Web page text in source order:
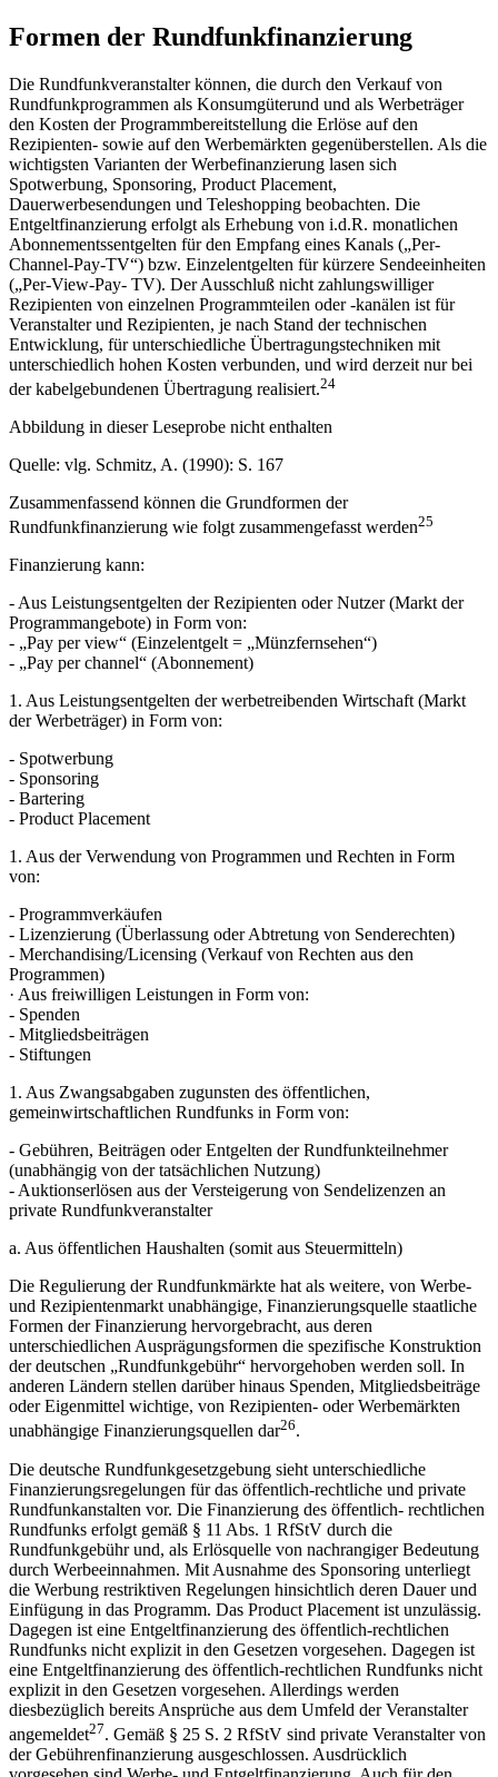
Formen der Rundfunkfinanzierung
Die Rundfunkveranstalter können, die durch den Verkauf von
Rundfunkprogrammen als Konsumgüterund und als Werbeträger
den Kosten der Programmbereitstellung die Erlöse auf den
Rezipienten- sowie auf den Werbemärkten gegenüberstellen. Als die
wichtigsten Varianten der Werbefinanzierung lasen sich
Spotwerbung, Sponsoring, Product Placement,
Dauerwerbesendungen und Teleshopping beobachten. Die
Entgeltfinanzierung erfolgt als Erhebung von i.d.R. monatlichen
Abonnementssentgelten für den Empfang eines Kanals („Per-
Channel-Pay-TV“) bzw. Einzelentgelten für kürzere Sendeeinheiten
(„Per-View-Pay- TV). Der Ausschluß nicht zahlungswilliger
Rezipienten von einzelnen Programmteilen oder -kanälen ist für
Veranstalter und Rezipienten, je nach Stand der technischen
Entwicklung, für unterschiedliche Übertragungstechniken mit
unterschiedlich hohen Kosten verbunden, und wird derzeit nur bei
der kabelgebundenen Übertragung realisiert.24
Abbildung in dieser Leseprobe nicht enthalten
Quelle: vlg. Schmitz, A. (1990): S. 167
Zusammenfassend können die Grundformen der
Rundfunkfinanzierung wie folgt zusammengefasst werden25
Finanzierung kann:
- Aus Leistungsentgelten der Rezipienten oder Nutzer (Markt der
Programmangebote) in Form von:
- „Pay per view“ (Einzelentgelt = „Münzfernsehen“)
- „Pay per channel“ (Abonnement)
1. Aus Leistungsentgelten der werbetreibenden Wirtschaft (Markt
der Werbeträger) in Form von:
- Spotwerbung
- Sponsoring
- Bartering
- Product Placement
1. Aus der Verwendung von Programmen und Rechten in Form
von:
- Programmverkäufen
- Lizenzierung (Überlassung oder Abtretung von Senderechten)
- Merchandising/Licensing (Verkauf von Rechten aus den
Programmen)
· Aus freiwilligen Leistungen in Form von:
- Spenden
- Mitgliedsbeiträgen
- Stiftungen
1. Aus Zwangsabgaben zugunsten des öffentlichen,
gemeinwirtschaftlichen Rundfunks in Form von:
- Gebühren, Beiträgen oder Entgelten der Rundfunkteilnehmer
(unabhängig von der tatsächlichen Nutzung)
- Auktionserlösen aus der Versteigerung von Sendelizenzen an
private Rundfunkveranstalter
a. Aus öffentlichen Haushalten (somit aus Steuermitteln)
Die Regulierung der Rundfunkmärkte hat als weitere, von Werbe-
und Rezipientenmarkt unabhängige, Finanzierungsquelle staatliche
Formen der Finanzierung hervorgebracht, aus deren
unterschiedlichen Ausprägungsformen die spezifische Konstruktion
der deutschen „Rundfunkgebühr“ hervorgehoben werden soll. In
anderen Ländern stellen darüber hinaus Spenden, Mitgliedsbeiträge
oder Eigenmittel wichtige, von Rezipienten- oder Werbemärkten
unabhängige Finanzierungsquellen dar26.
Die deutsche Rundfunkgesetzgebung sieht unterschiedliche
Finanzierungsregelungen für das öffentlich-rechtliche und private
Rundfunkanstalten vor. Die Finanzierung des öffentlich- rechtlichen
Rundfunks erfolgt gemäß § 11 Abs. 1 RfStV durch die
Rundfunkgebühr und, als Erlösquelle von nachrangiger Bedeutung
durch Werbeeinnahmen. Mit Ausnahme des Sponsoring unterliegt
die Werbung restriktiven Regelungen hinsichtlich deren Dauer und
Einfügung in das Programm. Das Product Placement ist unzulässig.
Dagegen ist eine Entgeltfinanzierung des öffentlich-rechtlichen
Rundfunks nicht explizit in den Gesetzen vorgesehen. Dagegen ist
eine Entgeltfinanzierung des öffentlich-rechtlichen Rundfunks nicht
explizit in den Gesetzen vorgesehen. Allerdings werden
diesbezüglich bereits Ansprüche aus dem Umfeld der Veranstalter
angemeldet27. Gemäß § 25 S. 2 RfStV sind private Veranstalter von
der Gebührenfinanzierung ausgeschlossen. Ausdrücklich